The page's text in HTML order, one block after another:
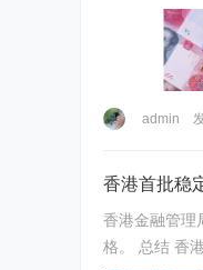
admin
香港首批稳
香港金融管理
格。 总结 香